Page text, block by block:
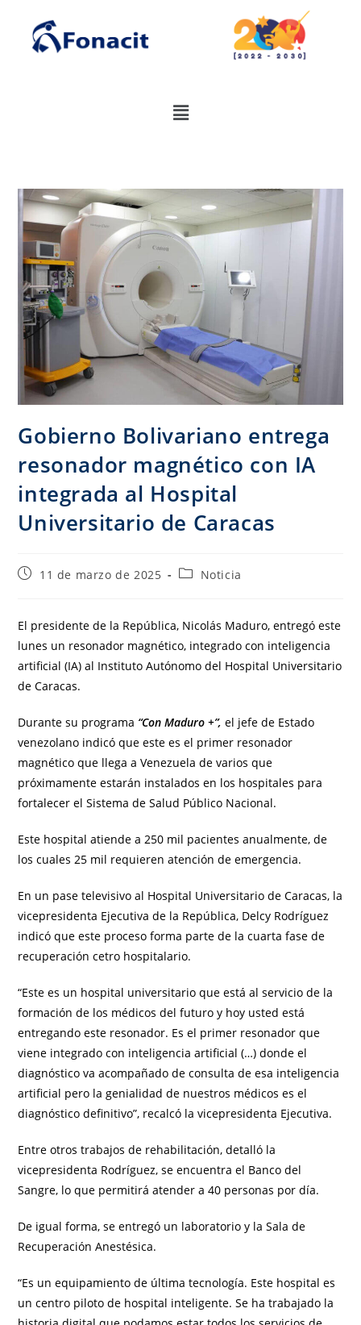
Gobierno Bolivariano entrega
resonador magnético con IA
integrada al Hospital
Universitario de Caracas
11 de marzo de 2025 Noticia
El presidente de la República, Nicolás Maduro, entregó este
lunes un resonador magnético, integrado con inteligencia
artificial (IA) al Instituto Autónomo del Hospital Universitario
de Caracas.
Durante su programa “Con Maduro +”,el jefe de Estado
venezolano indicó que este es el primer resonador
magnético que llega a Venezuela de varios que
próximamente estarán instalados en los hospitales para
fortalecer el Sistema de Salud Público Nacional.
Este hospital atiende a 250 mil pacientes anualmente, de
los cuales 25 mil requieren atención de emergencia.
En un pase televisivo al Hospital Universitario de Caracas, la
vicepresidenta Ejecutiva de la República, Delcy Rodríguez
indicó que este proceso forma parte de la cuarta fase de
recuperación cetro hospitalario.
“Este es un hospital universitario que está al servicio de la
formación de los médicos del futuro y hoy usted está
entregando este resonador. Es el primer resonador que
viene integrado con inteligencia artificial (…) donde el
diagnóstico va acompañado de consulta de esa inteligencia
artificial pero la genialidad de nuestros médicos es el
diagnóstico definitivo”, recalcó la vicepresidenta Ejecutiva.
Entre otros trabajos de rehabilitación, detalló la
vicepresidenta Rodríguez, se encuentra el Banco del
Sangre, lo que permitirá atender a 40 personas por día.
De igual forma, se entregó un laboratorio y la Sala de
Recuperación Anestésica.
“Es un equipamiento de última tecnología. Este hospital es
un centro piloto de hospital inteligente. Se ha trabajado la